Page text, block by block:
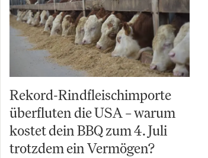
Rekord-Rindfleischimporte
überfluten die USA – warum
kostet dein BBQ zum 4. Juli
trotzdem ein Vermögen?